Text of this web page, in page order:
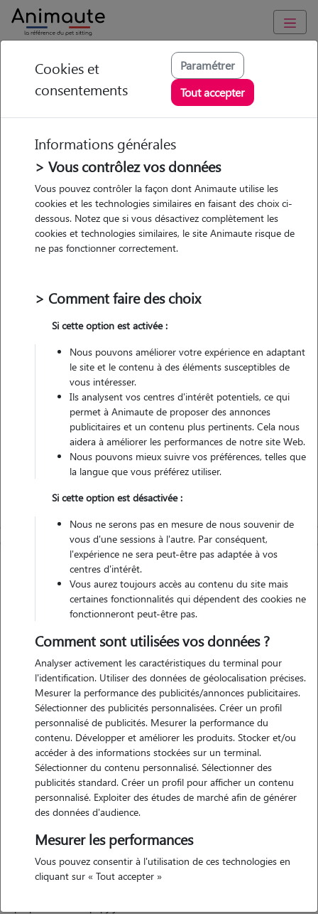
Animaute Hauts-de-France Estrées-Saint-Denis
Marina - Petsitter à
LA NEUVILLE ROY
• 35 ans
Véhiculé
Contacter
L'envoi d'une demande est sans engagement
Motivation
naturopathe animalier de métier et passionnée par les animaux
depuis toute petite, je vous propose mes services de garde
d'animaux à domicile ? certifiée acaced (attestation de connaissances
pour les animaux de compagnie d'espèces domestiques)
Expérience
naturopathe animalier depuis 2021, je vis et travaille
naturopathe animalier depuis 2021 ???? formatrice dans les écoles
Cookies et
consentements
Paramétrer
Tout accepter
Informations générales
> Vous contrôlez vos données
Vous pouvez contrôler la façon dont Animaute utilise les
cookies et les technologies similaires en faisant des choix ci-
dessous. Notez que si vous désactivez complètement les
cookies et technologies similaires, le site Animaute risque de
ne pas fonctionner correctement.
> Comment faire des choix
Si cette option est activée :
Nous pouvons améliorer votre expérience en adaptant
le site et le contenu à des éléments susceptibles de
vous intéresser.
Ils analysent vos centres d'intérêt potentiels, ce qui
permet à Animaute de proposer des annonces
publicitaires et un contenu plus pertinents. Cela nous
aidera à améliorer les performances de notre site Web.
Nous pouvons mieux suivre vos préférences, telles que
la langue que vous préférez utiliser.
Si cette option est désactivée :
Nous ne serons pas en mesure de nous souvenir de
vous d'une sessions à l'autre. Par conséquent,
l'expérience ne sera peut-être pas adaptée à vos
centres d'intérêt.
Vous aurez toujours accès au contenu du site mais
certaines fonctionnalités qui dépendent des cookies ne
fonctionneront peut-être pas.
Comment sont utilisées vos données ?
Analyser activement les caractéristiques du terminal pour
l'identification. Utiliser des données de géolocalisation précises.
Mesurer la performance des publicités/annonces publicitaires.
Sélectionner des publicités personnalisées. Créer un profil
personnalisé de publicités. Mesurer la performance du
contenu. Développer et améliorer les produits. Stocker et/ou
accéder à des informations stockées sur un terminal.
Sélectionner du contenu personnalisé. Sélectionner des
publicités standard. Créer un profil pour afficher un contenu
personnalisé. Exploiter des études de marché afin de générer
des données d'audience.
Mesurer les performances
Vous pouvez consentir à l'utilisation de ces technologies en
cliquant sur « Tout accepter »